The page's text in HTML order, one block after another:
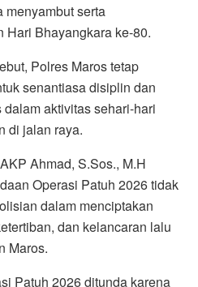
menyambut serta
Hari Bhayangkara ke-80.
Polres Maros tetap
senantiasa disiplin dan
aktivitas sehari-hari
di jalan raya.
Ahmad, S.Sos., M.H
Operasi Patuh 2026 tidak
dalam menciptakan
dan kelancaran lalu
Maros.
Patuh 2026 ditunda karena